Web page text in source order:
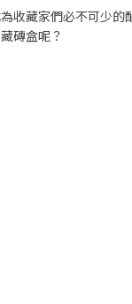
收藏家們必不可少的
磚盒呢？